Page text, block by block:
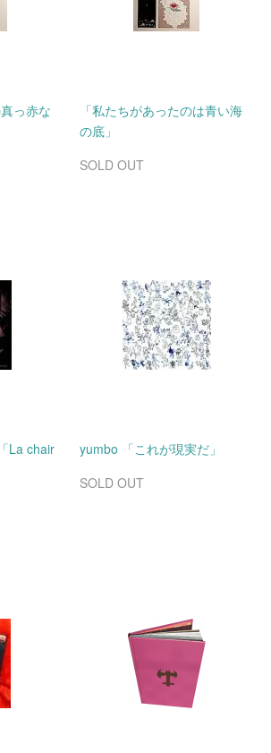
っ赤な
「私たちがあったのは青い海
の底」
SOLD OUT
La chair
yumbo 「これが現実だ」
SOLD OUT